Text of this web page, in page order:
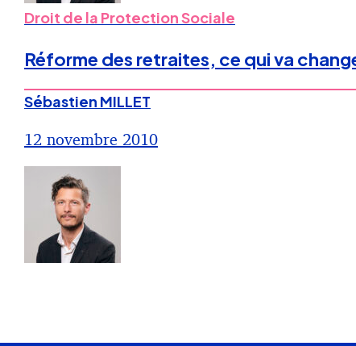
Droit de la Protection Sociale
Réforme des retraites, ce qui va
Sébastien MILLET
12 novembre 2010